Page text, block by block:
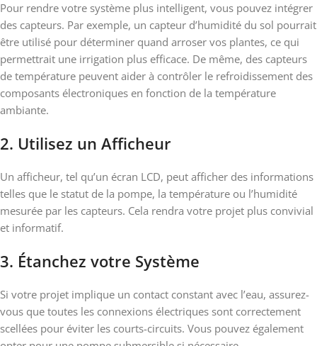
Pour rendre votre système plus intelligent, vous pouvez intégrer
des capteurs. Par exemple, un capteur d’humidité du sol pourrait
être utilisé pour déterminer quand arroser vos plantes, ce qui
permettrait une irrigation plus efficace. De même, des capteurs
de température peuvent aider à contrôler le refroidissement des
composants électroniques en fonction de la température
ambiante.
2. Utilisez un Afficheur
Un afficheur, tel qu’un écran LCD, peut afficher des informations
telles que le statut de la pompe, la température ou l’humidité
mesurée par les capteurs. Cela rendra votre projet plus convivial
et informatif.
3. Étanchez votre Système
Si votre projet implique un contact constant avec l’eau, assurez-
vous que toutes les connexions électriques sont correctement
scellées pour éviter les courts-circuits. Vous pouvez également